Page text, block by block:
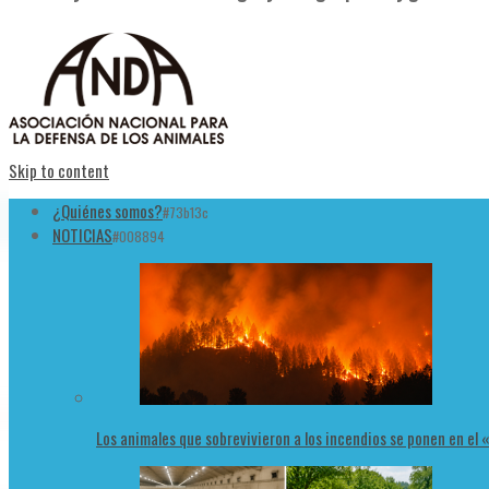
Skip to content
¿Quiénes somos?#73b13c
NOTICIAS#008894
Los animales que sobrevivieron a los incendios se ponen en